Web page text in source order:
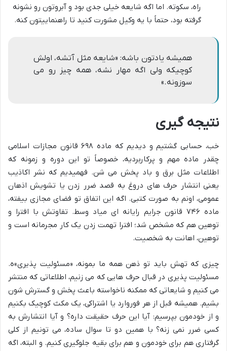
راه، سکوته. اما اگه شایعه خیلی جدی بود و آبروتون رو نشونه
گرفته بود، حتماً با یه وکیل مشورت کنید تا راهنماییتون کنه.
همیشه یادتون باشه: «شایعه مثل آتشه، اولش
کوچیکه ولی اگه مهار نشه، همه چیز رو می
سوزونه.»
نتیجه گیری
خب، حسابی گشتیم و دیدیم که ماده ۶۹۸ قانون مجازات اسلامی
چقدر ماده مهم و پرکاربردیه، خصوصاً تو این دوره و زمونه که
اطلاعات مثل برق و باد پخش می شن. فهمیدیم که نشر اکاذیب
یعنی انتشار حرف های دروغ به قصد ضرر زدن یا تشویش اذهان
عمومی، اونم به صورت کتبی. اگه این اتفاق تو فضای مجازی بیفته،
ماده ۷۴۶ قانون جرایم رایانه ای میاد وسط. تفاوتش با افترا و
توهین هم که مشخص شد؛ افترا تهمت زدن یک کار مجرمانه است و
توهین، اهانت به شخصیت.
چیزی که تهش باید تو ذهن همه ما بمونه، «مسئولیت پذیری»ه.
مسئولیت پذیری در قبال حرف هایی که می زنیم، اطلاعاتی که منتشر
می کنیم و شایعاتی که ممکنه ناخواسته باعث پخش و گسترش شون
بشیم. همیشه قبل از هر فوروارد یا اشتراکی، یک مکث کوچیک بکنیم
و از خودمون بپرسیم: آیا این حرف حقیقت داره؟ و آیا انتشارش به
کسی ضرر نمی زنه؟ با همین دو تا سوال ساده، می تونیم از کلی
گرفتاری هم برای خودمون و هم برای بقیه جلوگیری کنیم. و البته، اگه